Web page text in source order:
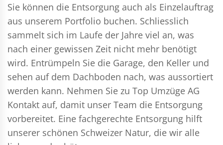
Sie können die Entsorgung auch als Einzelauftrag
aus unserem Portfolio buchen. Schliesslich
sammelt sich im Laufe der Jahre viel an, was
nach einer gewissen Zeit nicht mehr benötigt
wird. Entrümpeln Sie die Garage, den Keller und
sehen auf dem Dachboden nach, was aussortiert
werden kann. Nehmen Sie zu Top Umzüge AG
Kontakt auf, damit unser Team die Entsorgung
vorbereitet. Eine fachgerechte Entsorgung hilft
unserer schönen Schweizer Natur, die wir alle